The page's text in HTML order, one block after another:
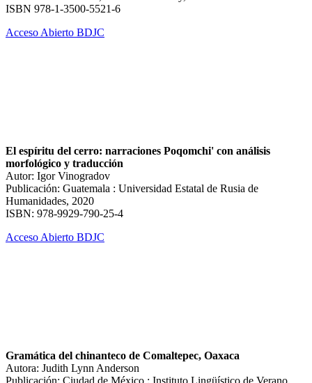
ISBN 978-1-3500-5521-6
Acceso Abierto BDJC
El espíritu del cerro: narraciones Poqomchi' con análisis
morfológico y traducción
Autor: Igor Vinogradov
Publicación: Guatemala : Universidad Estatal de Rusia de
Humanidades, 2020
ISBN: 978-9929-790-25-4
Acceso Abierto BDJC
Gramática del chinanteco de Comaltepec, Oaxaca
Autora: Judith Lynn Anderson
Publicación: Ciudad de México : Instituto Lingüístico de Verano,